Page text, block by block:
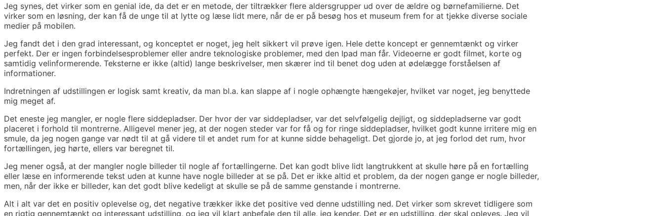
Jeg synes, det virker som en genial ide, da det er en metode, der tiltrækker flere aldersgrupper ud over de ældre og børnefamilierne. Det
virker som en løsning, der kan få de unge til at lytte og læse lidt mere, når de er på besøg hos et museum frem for at tjekke diverse sociale
medier på mobilen.
Jeg fandt det i den grad interessant, og konceptet er noget, jeg helt sikkert vil prøve igen. Hele dette koncept er gennemtænkt og virker
perfekt. Der er ingen forbindelsesproblemer eller andre teknologiske problemer, med den Ipad man får. Videoerne er godt filmet, korte og
samtidig velinformerende. Teksterne er ikke (altid) lange beskrivelser, men skærer ind til benet dog uden at ødelægge forståelsen af
informationer.
Indretningen af udstillingen er logisk samt kreativ, da man bl.a. kan slappe af i nogle ophængte hængekøjer, hvilket var noget, jeg benyttede
mig meget af.
Det eneste jeg mangler, er nogle flere siddepladser. Der hvor der var siddepladser, var det selvfølgelig dejligt, og siddepladserne var godt
placeret i forhold til montrerne. Alligevel mener jeg, at der nogen steder var for få og for ringe siddepladser, hvilket godt kunne irritere mig en
smule, da jeg nogen gange var nødt til at gå videre til et andet rum for at kunne sidde behageligt. Det gjorde jo, at jeg forlod det rum, hvor
fortællingen, jeg hørte, ellers var beregnet til.
Jeg mener også, at der mangler nogle billeder til nogle af fortællingerne. Det kan godt blive lidt langtrukkent at skulle høre på en fortælling
eller læse en informerende tekst uden at kunne have nogle billeder at se på. Det er ikke altid et problem, da der nogen gange er nogle billeder,
men, når der ikke er billeder, kan det godt blive kedeligt at skulle se på de samme genstande i montrerne.
Alt i alt var det en positiv oplevelse og, det negative trækker ikke det positive ved denne udstilling ned. Det virker som skrevet tidligere som
en rigtig gennemtænkt og interessant udstilling, og jeg vil klart anbefale den til alle, jeg kender. Det er en udstilling, der skal opleves. Jeg vil